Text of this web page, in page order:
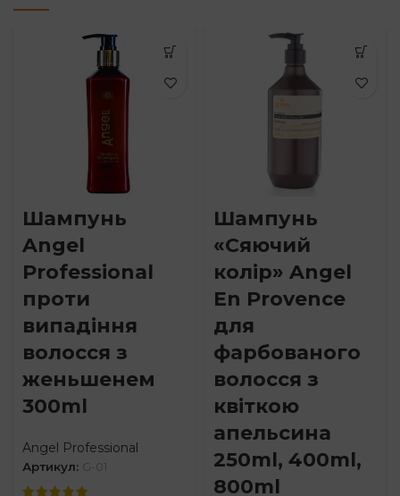
Шампунь
Angel
Professional
проти
випадіння
волосся з
женьшенем
300ml
Angel Professional
Артикул: G-01
Шампунь
«Сяючий
колір» Angel
En Provence
для
фарбованого
волосся з
квіткою
апельсина
250ml, 400ml,
800ml